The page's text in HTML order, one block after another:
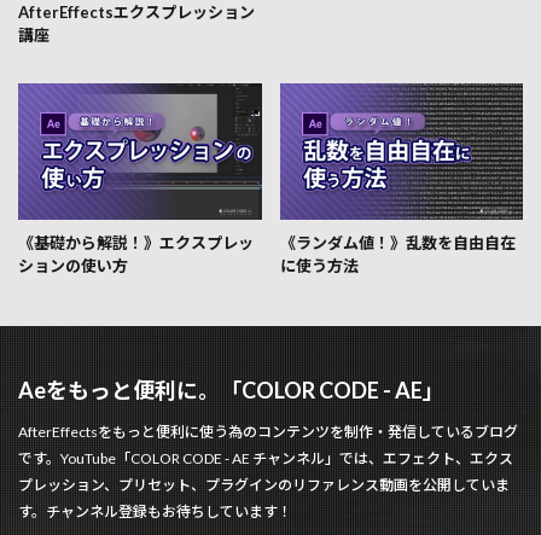
AfterEffectsエクスプレッション
講座
《基礎から解説！》エクスプレッ
ションの使い方
《ランダム値！》乱数を自由自在
に使う方法
Aeをもっと便利に。「COLOR CODE - AE」
AfterEffectsをもっと便利に使う為のコンテンツを制作・発信しているブログ
です。YouTube「COLOR CODE - AE チャンネル」では、エフェクト、エクス
プレッション、プリセット、プラグインのリファレンス動画を公開していま
す。チャンネル登録もお待ちしています！